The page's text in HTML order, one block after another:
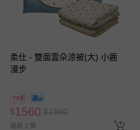
柔仕 - 雙面雲朵涼被(大) 小鹿
漫步
79折
$1560 $1980
最新上架